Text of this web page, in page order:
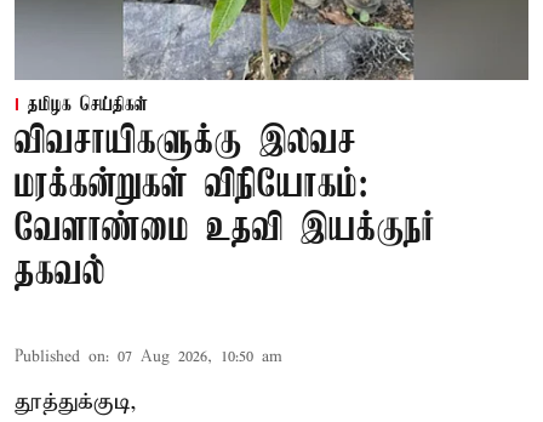
தமிழக செய்திகள்
விவசாயிகளுக்கு இலவச
மரக்கன்றுகள் விநியோகம்:
வேளாண்மை உதவி இயக்குநர்
தகவல்
Published on: 07 Aug 2026, 10:50 am
தூத்துக்குடி,